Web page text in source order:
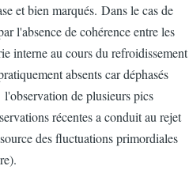
et bien marqués. Dans le cas de
l'absence de cohérence entre les
interne au cours du refroidissement
absents car déphasés
de plusieurs pics
récentes a conduit au rejet
des fluctuations primordiales